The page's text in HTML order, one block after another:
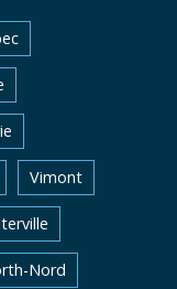
Vimont
Nord